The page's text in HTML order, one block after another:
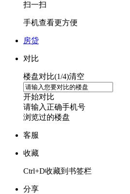
扫一扫
手机查看更方便
房贷
对比
楼盘对比(1/4)清空
开始对比
请输入正确手机号
浏览过的楼盘
客服
收藏
Ctrl+D收藏到书签栏
分享